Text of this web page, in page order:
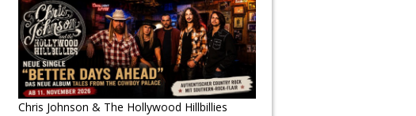
Chris Johnson & The Hollywood Hillbillies